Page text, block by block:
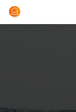
Skip
to